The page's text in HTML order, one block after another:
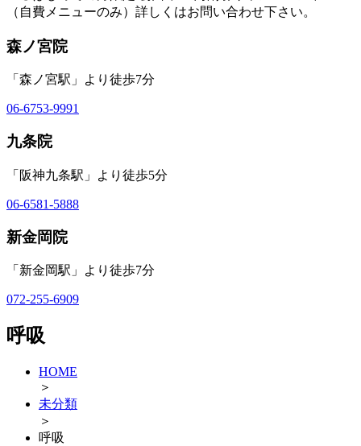
森ノ宮院
「森ノ宮駅」より徒歩7分
06-6753-9991
九条院
「阪神九条駅」より徒歩5分
06-6581-5888
新金岡院
「新金岡駅」より徒歩7分
072-255-6909
呼吸
HOME
＞
未分類
＞
呼吸